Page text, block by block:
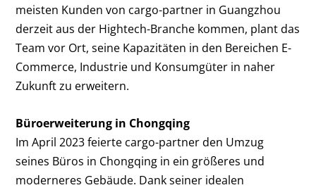
meisten Kunden von cargo-partner in Guangzhou
derzeit aus der Hightech-Branche kommen, plant das
Team vor Ort, seine Kapazitäten in den Bereichen E-
Commerce, Industrie und Konsumgüter in naher
Zukunft zu erweitern.
Büroerweiterung in Chongqing
Im April 2023 feierte cargo-partner den Umzug
seines Büros in Chongqing in ein größeres und
moderneres Gebäude. Dank seiner idealen